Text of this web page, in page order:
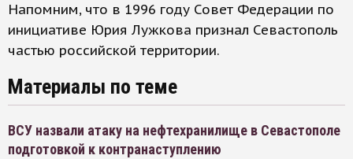
Напомним, что в 1996 году Совет Федерации по
инициативе Юрия Лужкова признал Севастополь
частью российской территории.
Материалы по теме
ВСУ назвали атаку на нефтехранилище в Севастополе
подготовкой к контранаступлению